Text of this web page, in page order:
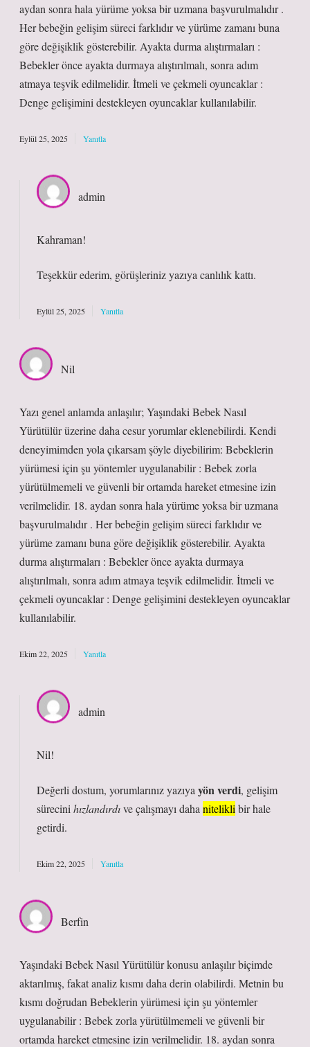
aydan sonra hala yürüme yoksa bir uzmana başvurulmalıdır .
Her bebeğin gelişim süreci farklıdır ve yürüme zamanı buna
göre değişiklik gösterebilir. Ayakta durma alıştırmaları :
Bebekler önce ayakta durmaya alıştırılmalı, sonra adım
atmaya teşvik edilmelidir. İtmeli ve çekmeli oyuncaklar :
Denge gelişimini destekleyen oyuncaklar kullanılabilir.
Eylül 25, 2025 Yanıtla
admin
Kahraman!
Teşekkür ederim, görüşleriniz yazıya canlılıkkattı.
Eylül 25, 2025 Yanıtla
Nil
Yazı genel anlamda anlaşılır; Yaşındaki Bebek Nasıl
Yürütülür üzerine daha cesur yorumlar eklenebilirdi. Kendi
deneyimimden yola çıkarsam şöyle diyebilirim: Bebeklerin
yürümesi için şu yöntemler uygulanabilir : Bebek zorla
yürütülmemeli ve güvenli bir ortamda hareket etmesine izin
verilmelidir. 18. aydan sonra hala yürüme yoksa bir uzmana
başvurulmalıdır . Her bebeğin gelişim süreci farklıdır ve
yürüme zamanı buna göre değişiklik gösterebilir. Ayakta
durma alıştırmaları : Bebekler önce ayakta durmaya
alıştırılmalı, sonra adım atmaya teşvik edilmelidir. İtmeli ve
çekmeli oyuncaklar : Denge gelişimini destekleyen oyuncaklar
kullanılabilir.
Ekim 22, 2025 Yanıtla
admin
Nil!
Değerli dostum, yorumlarınız yazıya yön verdi, gelişim
sürecini hızlandırdıve çalışmayı daha nitelikli bir hale
getirdi.
Ekim 22, 2025 Yanıtla
Berfin
Yaşındaki Bebek Nasıl Yürütülür konusu anlaşılır biçimde
aktarılmış, fakat analiz kısmı daha derin olabilirdi. Metnin bu
kısmı doğrudan Bebeklerin yürümesi için şu yöntemler
uygulanabilir : Bebek zorla yürütülmemeli ve güvenli bir
ortamda hareket etmesine izin verilmelidir. 18. aydan sonra